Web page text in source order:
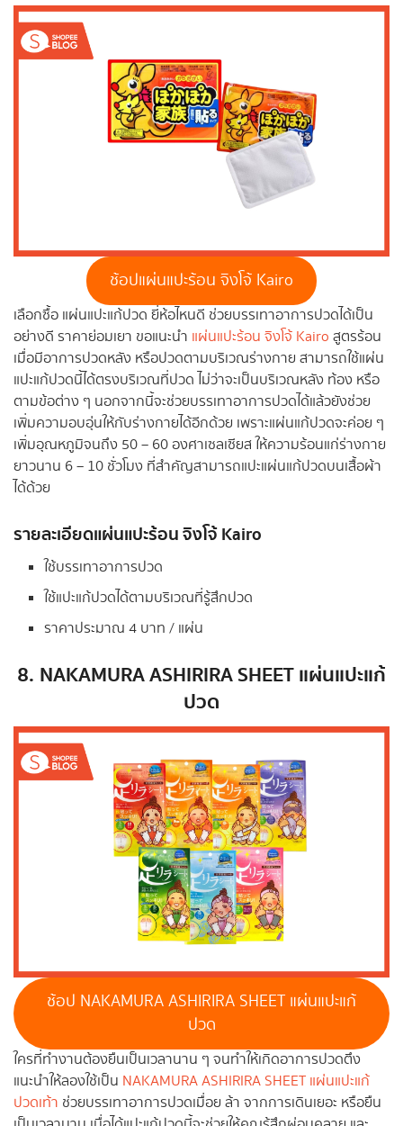
ช้อปแผ่นแปะร้อน จิงโจ้ Kairo
เลือกซื้อ แผ่นแปะแก้ปวด ยี่ห้อไหนดี ช่วยบรรเทาอาการปวดได้เป็น
อย่างดี ราคาย่อมเยา ขอแนะนำ แผ่นแปะร้อน จิงโจ้ Kairo สูตรร้อน
เมื่อมีอาการปวดหลัง หรือปวดตามบริเวณร่างกาย สามารถใช้แผ่น
แปะแก้ปวดนี้ได้ตรงบริเวณที่ปวด ไม่ว่าจะเป็นบริเวณหลัง ท้อง หรือ
ตามข้อต่าง ๆ นอกจากนี้จะช่วยบรรเทาอาการปวดได้แล้วยังช่วย
เพิ่มความอบอุ่นให้กับร่างกายได้อีกด้วย เพราะแผ่นแก้ปวดจะค่อย ๆ
เพิ่มอุณหภูมิจนถึง 50 – 60 องศาเซลเซียส ให้ความร้อนแก่ร่างกาย
ยาวนาน 6 – 10 ชั่วโมง ที่สำคัญสามารถแปะแผ่นแก้ปวดบนเสื้อผ้า
ได้ด้วย
รายละเอียดแผ่นแปะร้อน จิงโจ้ Kairo
ใช้บรรเทาอาการปวด
ใช้แปะแก้ปวดได้ตามบริเวณ​ที่รู้สึกปวด
ราคาประมาณ 4 บาท / แผ่น
8. NAKAMURA ASHIRIRA SHEET แผ่นแปะแก้
ปวด
ช้อป NAKAMURA ASHIRIRA SHEET แผ่นแปะแก้
ปวด
ใครที่ทำงานต้องยืนเป็นเวลานาน ๆ จนทำให้เกิดอาการปวดตึง
แนะนำให้ลองใช้เป็น NAKAMURA ASHIRIRA SHEET แผ่นแปะแก้
ปวดเท้า ช่วยบรรเทาอาการปวดเมื่อย ล้า จากการเดินเยอะ หรือยืน